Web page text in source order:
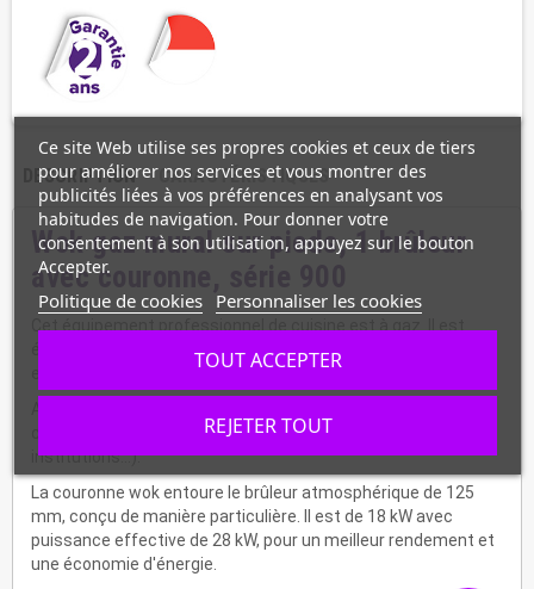
DESCRIPTION CARACTÉRISTIQUES
Wok gaz mural sur pieds, 1 brûleur
avec couronne, série 900
équipé d'un dosseret de 300 mm et d'1 brûleur très puissant
et couronne wok en fonte de Ø 280 mm.
cuisson orientale, pour les collectivités (hôpitaux,
institutions...).
La couronne wok entoure le brûleur atmosphérique de 125
mm, conçu de manière particulière. Il est de 18 kW avec
puissance effective de 28 kW, pour un meilleur rendement et
une économie d'énergie.
Ce site Web utilise ses propres cookies et ceux de tiers
pour améliorer nos services et vous montrer des
publicités liées à vos préférences en analysant vos
habitudes de navigation. Pour donner votre
consentement à son utilisation, appuyez sur le bouton
Accepter.
Politique de cookies Personnaliser les cookies
REJETER TOUT
TOUT ACCEPTER